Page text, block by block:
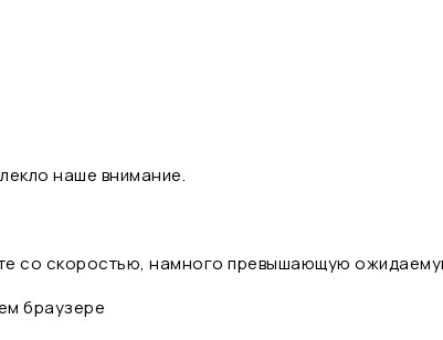
наше внимание.
со скоростью, намного превышающую
браузере